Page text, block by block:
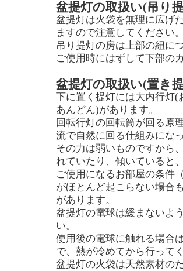
盆提灯の取扱い(吊り
盆提灯は火袋を無理に広げ
ますので注意してください
吊り提灯の房は上部の紐に
ご使用時にはずして下部の
盆提灯の取扱い(置き
下に置く提灯には大内行灯
あんどん)があります。
回転行灯の回転筒が回る原
流で自然に回る仕組みにな
その力は弱いものですから
れていたり、傾いていると
ご使用になるお部屋の条件
がほとんど起こらない場合
があります。
盆提灯の電球は緩まないよ
い。
使用後の電球に触れる場合
で、熱が冷めてから行って
盆提灯の火袋は天然素材の